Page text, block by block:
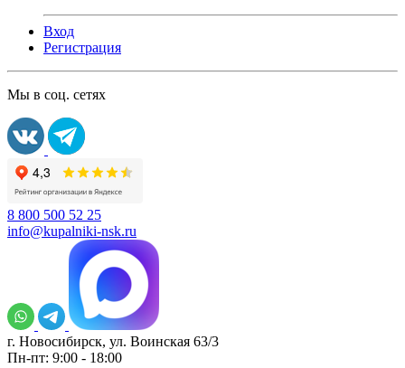
Вход
Регистрация
Мы в соц. сетях
8 800 500 52 25
info@kupalniki-nsk.ru
г. Новосибирск, ул. Воинская 63/3
Пн-пт: 9:00 - 18:00